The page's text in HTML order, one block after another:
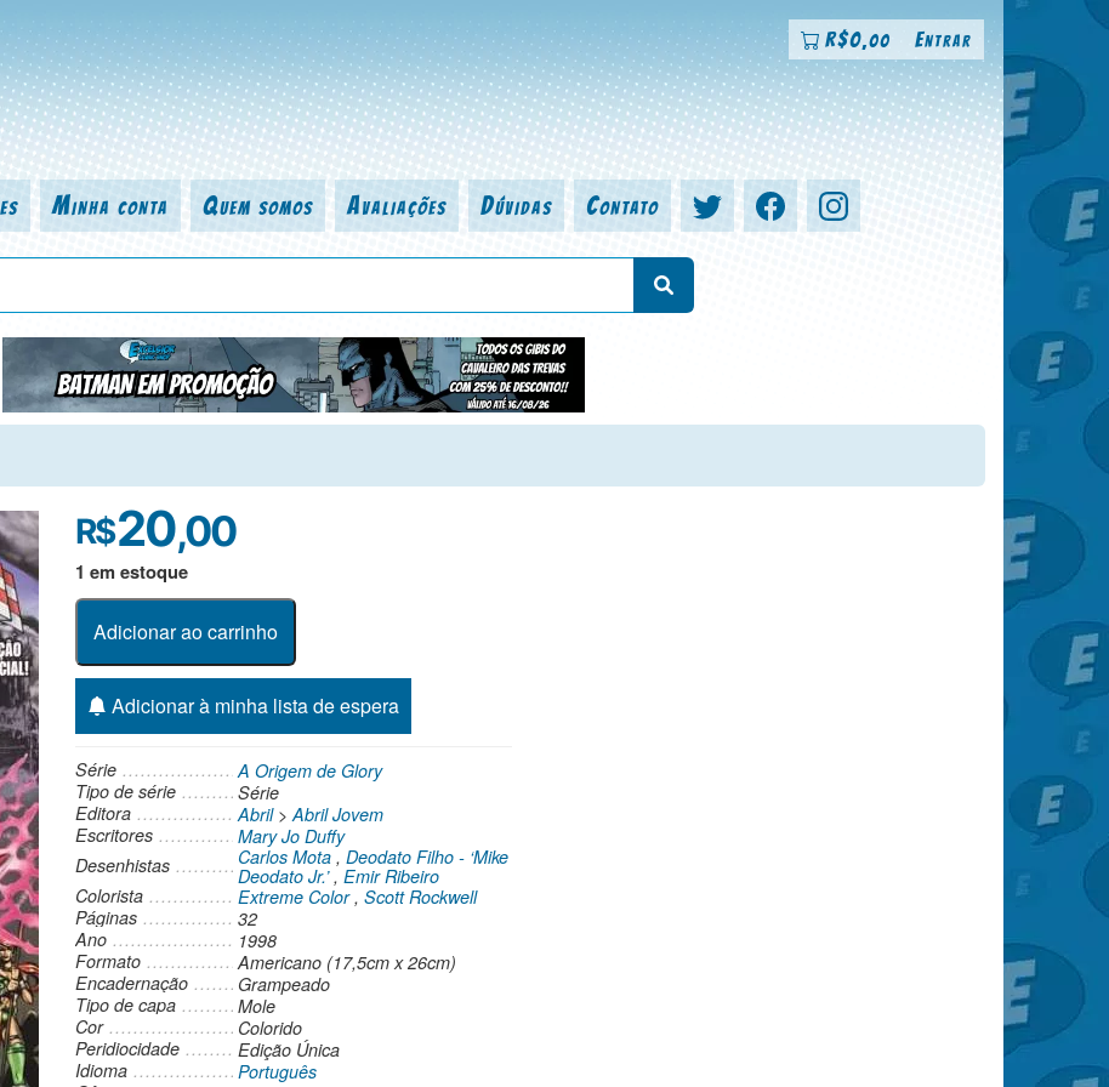
R$0,00 Entrar
Minha conta Quem somos Avaliações Dúvidas Contato
por título da revista, personagem, série, escritor, desenhista, arte-finalista, colorista
R$20,00
1 em estoque
Adicionar ao carrinho
Adicionar à minha lista de espera
Série
A Origem de Glory
Tipo de série
Série
Editora
Abril> Abril Jovem
Escritores
Mary Jo Duffy
Desenhistas
Carlos Mota , Deodato Filho - ‘Mike
Deodato Jr.’, Emir Ribeiro
Colorista
Extreme Color, Scott Rockwell
Páginas
32
Ano
1998
Formato
Americano (17,5cm x 26cm)
Encadernação
Grampeado
Tipo de capa
Mole
Cor
Colorido
Peridiocidade
Edição Única
Idioma
Português